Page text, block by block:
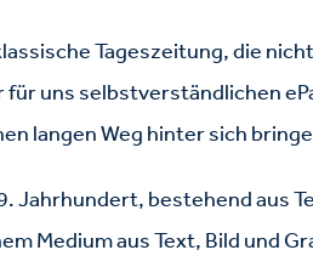
Tageszeitung, die
für uns selbstverständlichen
langen Weg hinter sich
Jahrhundert, bestehend aus
Medium aus Text, Bild und